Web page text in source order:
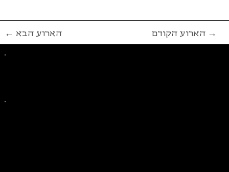
← הארוע הבא הארוע הקודם →